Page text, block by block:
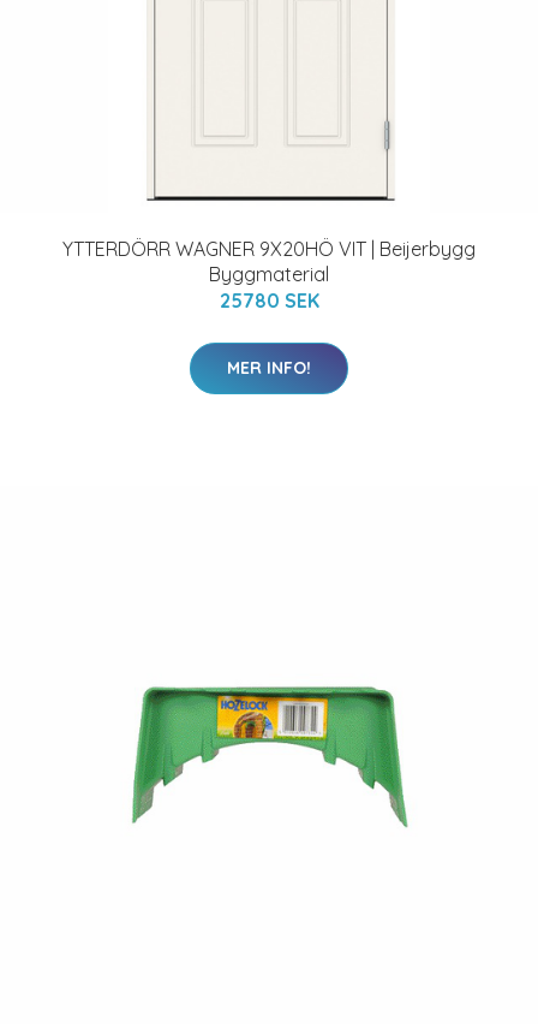
YTTERDÖRR WAGNER 9X20HÖ VIT | Beijerbygg
Byggmaterial
25780 SEK
MER INFO!